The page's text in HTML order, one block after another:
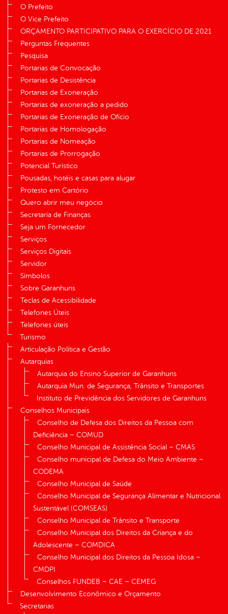
O Prefeito
O Vice Prefeito
ORÇAMENTO PARTICIPATIVO PARA O EXERCÍCIO DE 2021
Perguntas Frequentes
Pesquisa
Portarias de Convocação
Portarias de Desistência
Portarias de Exoneração
Portarias de exoneração a pedido
Portarias de Exoneração de Ofício
Portarias de Homologação
Portarias de Nomeação
Portarias de Prorrogação
Potencial Turístico
Pousadas, hotéis e casas para alugar
Protesto em Cartório
Quero abrir meu negócio
Secretaria de Finanças
Seja um Fornecedor
Serviços
Serviços Digitais
Servidor
Símbolos
Sobre Garanhuns
Teclas de Acessibilidade
Telefones Úteis
Telefones úteis
Turismo
Articulação Política e Gestão
Autarquias
Autarquia do Ensino Superior de Garanhuns
Autarquia Mun. de Segurança, Trânsito e Transportes
Instituto de Previdência dos Servidores de Garanhuns
Conselhos Municipais
Conselho de Defesa dos Direitos da Pessoa com
Deficiência – COMUD
Conselho Municipal de Assistência Social – CMAS
Conselho municipal de Defesa do Meio Ambiente –
CODEMA
Conselho Municipal de Saúde
Conselho Municipal de Segurança Alimentar e Nutricional
Sustentável (COMSEAS)
Conselho Municipal de Trânsito e Transporte
Conselho Municipal dos Direitos da Criança e do
Adolescente – COMDICA
Conselho Municipal dos Direitos da Pessoa Idosa –
CMDPI
Conselhos FUNDEB – CAE – CEMEG
Desenvolvimento Econômico e Orçamento
Secretarias